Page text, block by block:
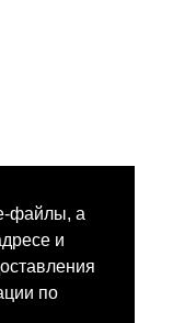
файлы, а
и
по